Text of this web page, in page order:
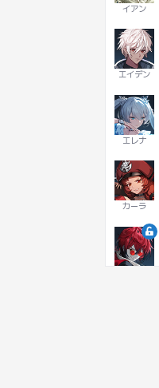
イアン
エイデン
エレナ
カーラ